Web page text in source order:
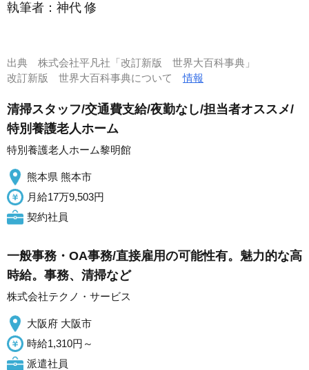
執筆者： 神代 修
出典 株式会社平凡社「改訂新版 世界大百科事典」
改訂新版 世界大百科事典について情報
清掃スタッフ/交通費支給/夜勤なし/担当者オススメ/
特別養護老人ホーム
特別養護老人ホーム黎明館
熊本県 熊本市
月給17万9,503円
契約社員
一般事務・OA事務/直接雇用の可能性有。魅力的な高
時給。事務、清掃など
株式会社テクノ・サービス
大阪府 大阪市
時給1,310円～
派遣社員